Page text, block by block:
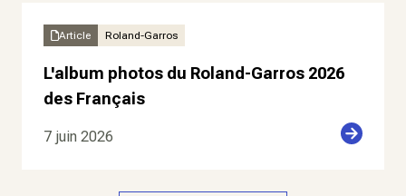
Article Roland-Garros
L'album photos du Roland-Garros 2026
des Français
7 juin 2026